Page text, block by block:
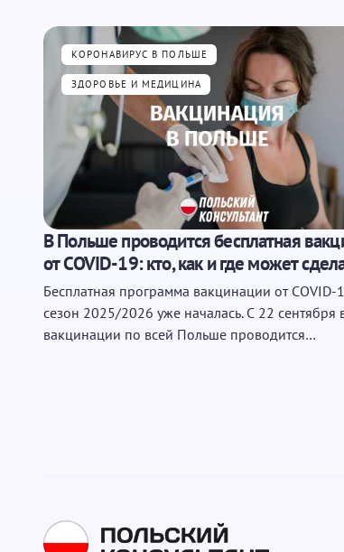
Ваш вопрос *
Запомнить имя и email
Отправить
КОРОНАВИРУС В ПОЛЬШЕ
ЗДОРОВЬЕ И МЕДИЦИНА
В Польше проводится бесплатная
от COVID-19: кто, как и где может
Бесплатная программа вакцинации от COVID-
сезон 2025/2026 уже началась. С 22 сентября
вакцинации по всей Польше проводится…